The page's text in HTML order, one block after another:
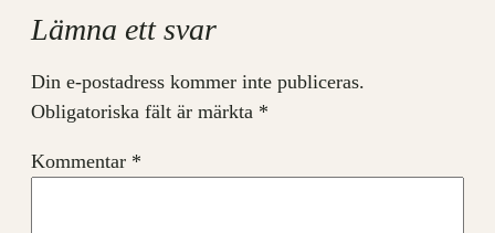
Lämna ett svar
Din e-postadress kommer inte publiceras.
Obligatoriska fält är märkta *
Kommentar *